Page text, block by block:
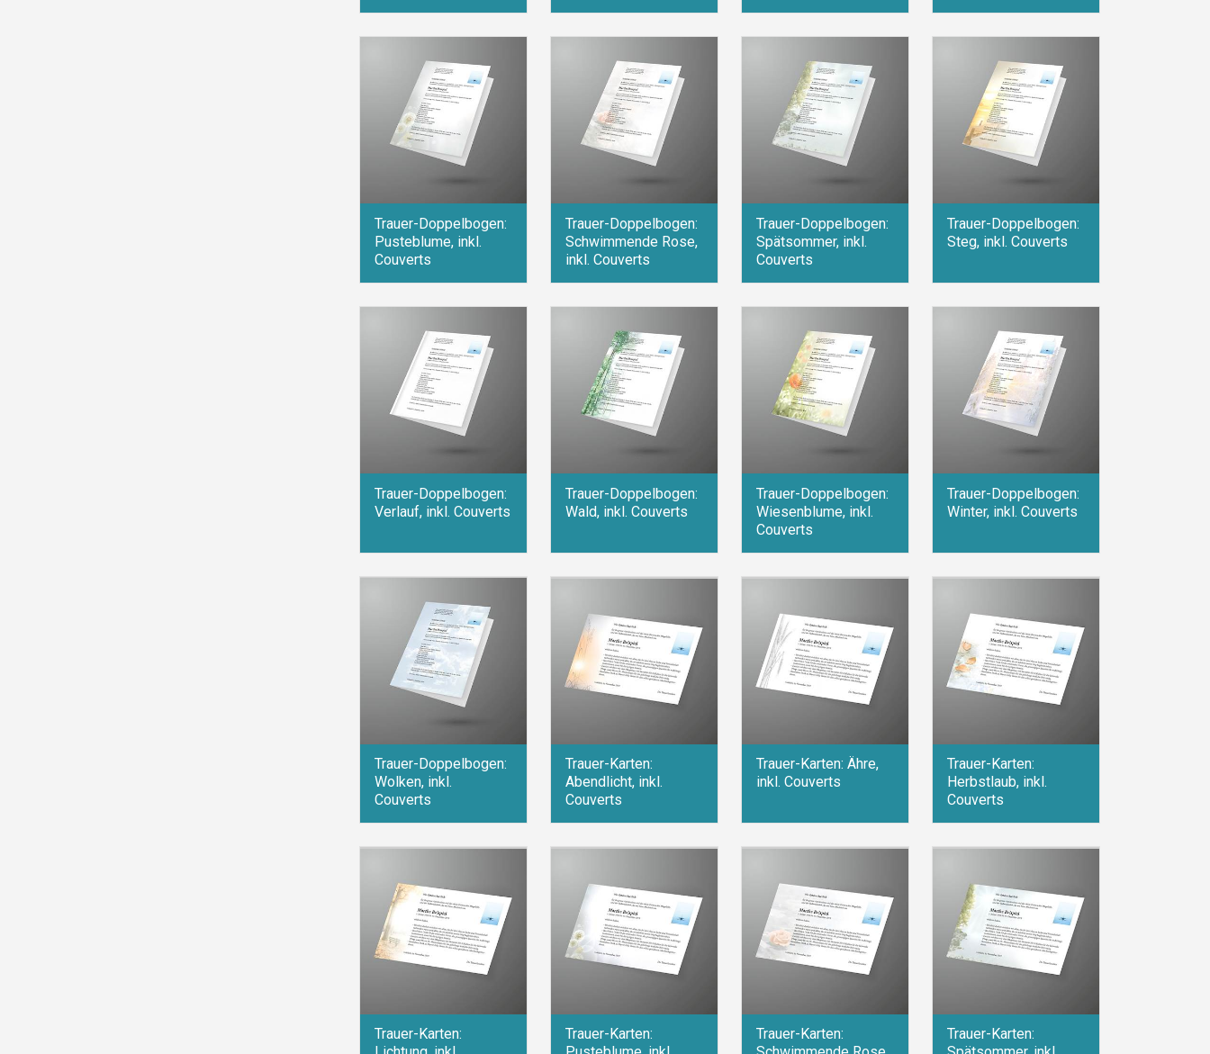
Trauer-Doppelbogen:
Pusteblume, inkl.
Couverts
Trauer-Doppelbogen:
Schwimmende Rose,
inkl. Couverts
Trauer-Doppelbogen:
Spätsommer, inkl.
Couverts
Trauer-Doppelbogen:
Steg, inkl. Couverts
Trauer-Doppelbogen:
Verlauf, inkl. Couverts
Trauer-Doppelbogen:
Wald, inkl. Couverts
Trauer-Doppelbogen:
Wiesenblume, inkl.
Couverts
Trauer-Doppelbogen:
Winter, inkl. Couverts
Trauer-Doppelbogen:
Wolken, inkl.
Couverts
Trauer-Karten:
Abendlicht, inkl.
Couverts
Trauer-Karten: Ähre,
inkl. Couverts
Trauer-Karten:
Herbstlaub, inkl.
Couverts
Trauer-Karten:
Trauer-Karten:
Trauer-Karten:
Trauer-Karten: